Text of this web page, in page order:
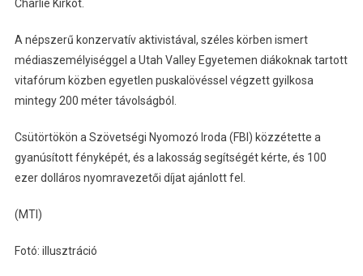
Charlie Kirköt.
A népszerű konzervatív aktivistával, széles körben ismert
médiaszemélyiséggel a Utah Valley Egyetemen diákoknak tartott
vitafórum közben egyetlen puskalövéssel végzett gyilkosa
mintegy 200 méter távolságból.
Csütörtökön a Szövetségi Nyomozó Iroda (FBI) közzétette a
gyanúsított fényképét, és a lakosság segítségét kérte, és 100
ezer dolláros nyomravezetői díjat ajánlott fel.
(MTI)
Fotó: illusztráció